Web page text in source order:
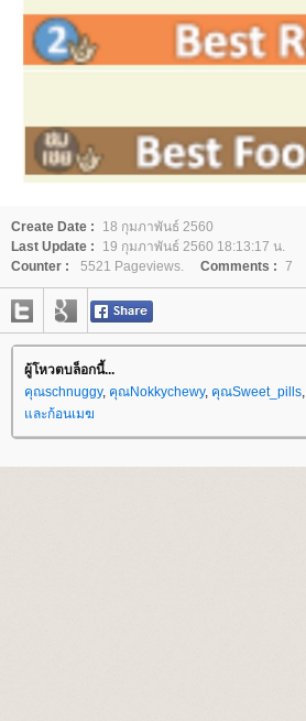
Create Date :
18 กุมภาพันธ์ 2560
Last Update :
19 กุมภาพันธ์ 2560 18:13:17 น.
Counter :
5521 Pageviews. Comments : 7
ผู้โหวตบล็อกนี้...
คุณschnuggy, คุณNokkychewy, คุณSweet_pills,
ละก้อนเมฆ